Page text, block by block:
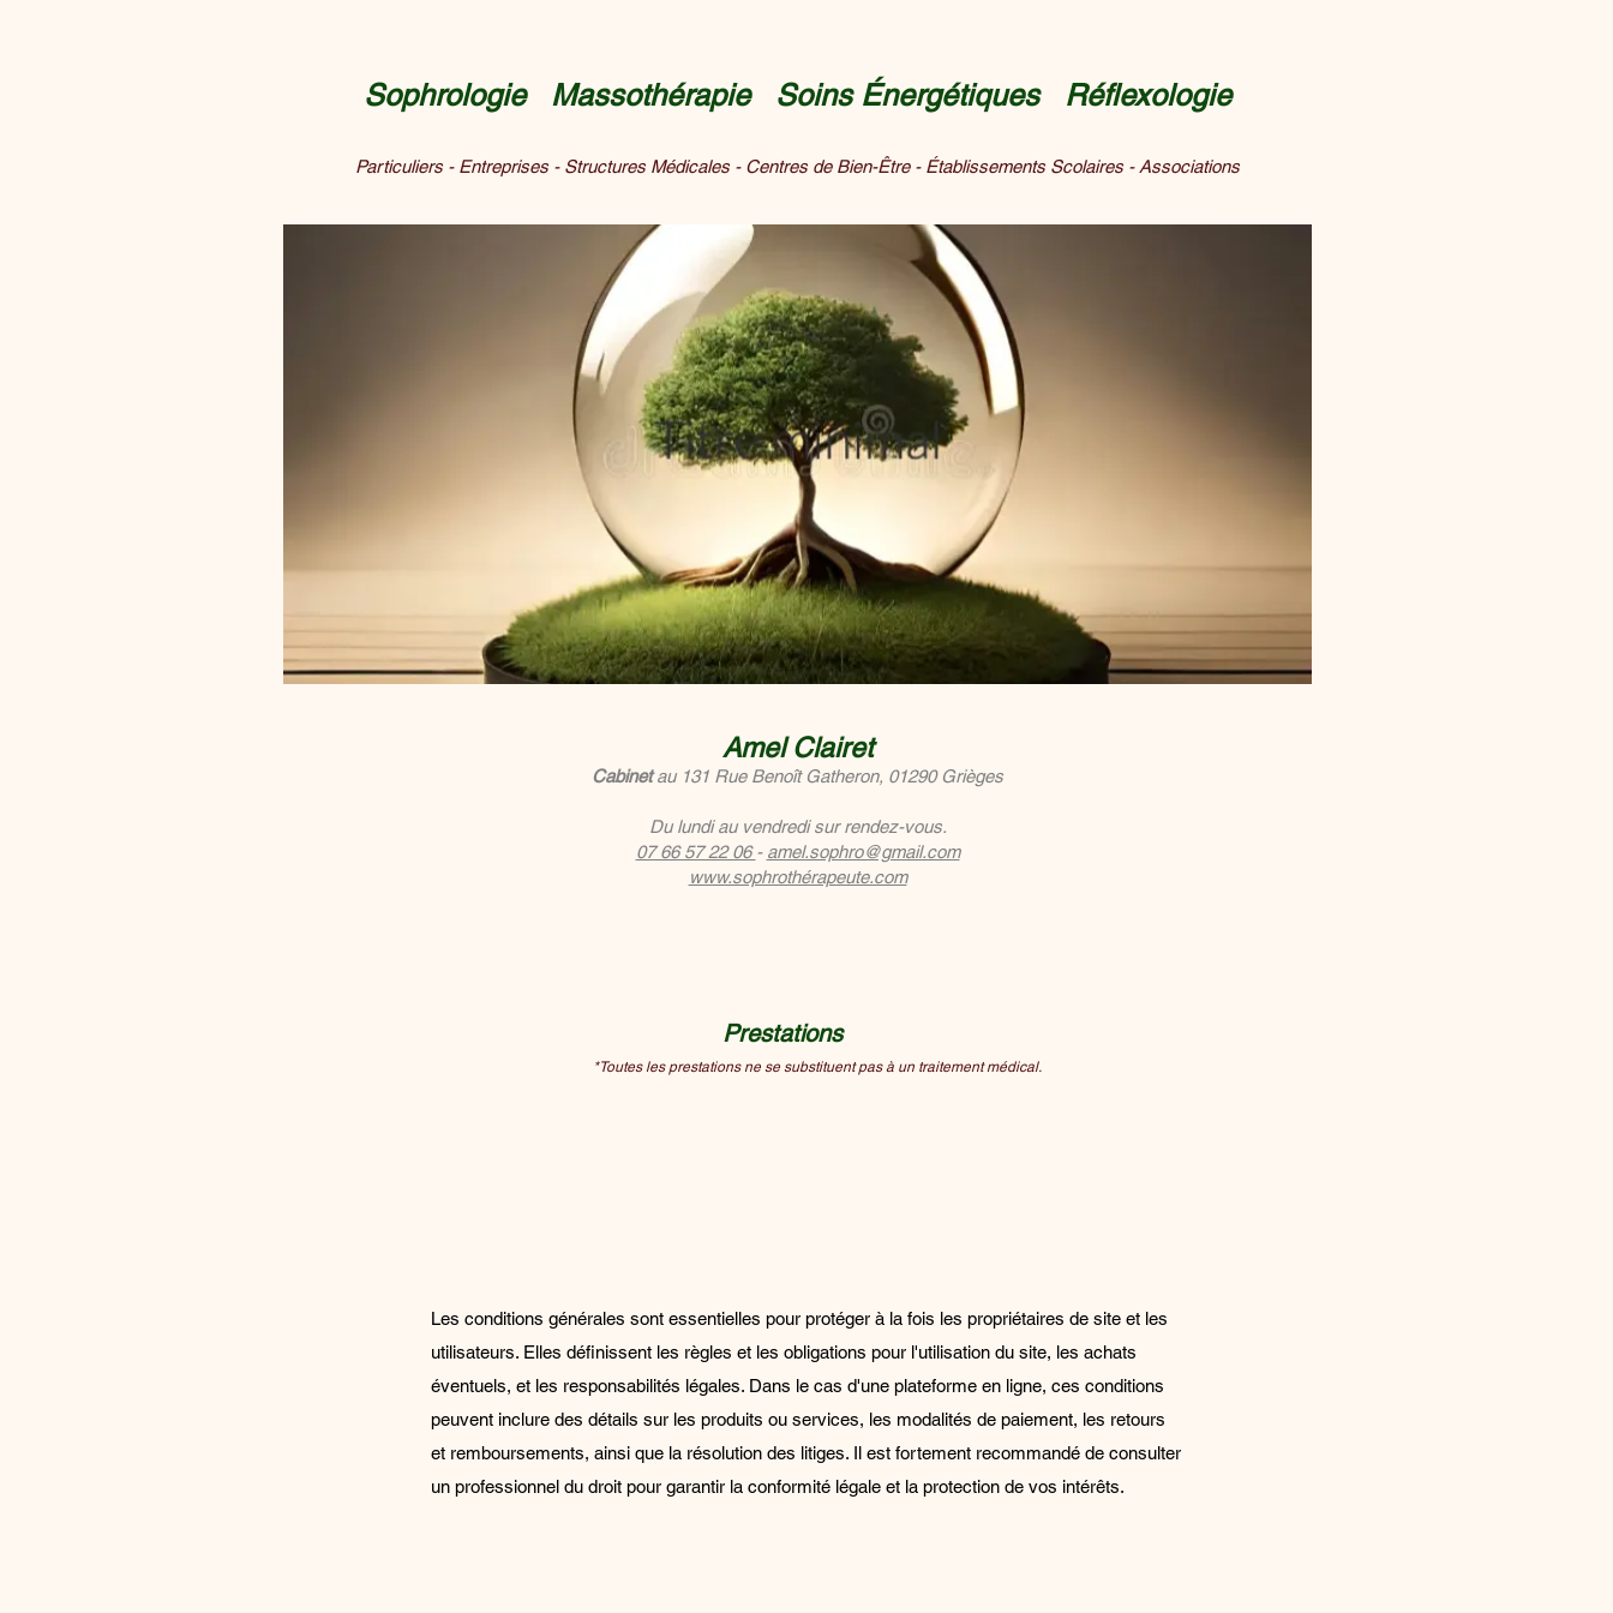
Sophrologie Massothérapie Soins Énergétiques Réflexologie
Particuliers - Entreprises - Structures Médicales - Centres de Bien-Être - Établissements Scolaires - Associations
Amel Clairet
Cabinetau 131 Rue Benoît Gatheron, 01290 Grièges
Du lundi au vendredisur rendez-vous.
07 66 57 22 06- amel.sophro@gmail.com
www.sophrothérapeute.com
Prestations
*Toutes les prestations ne se substituent pas à un traitement médical.
Les conditions générales sont essentielles pour protéger à la fois les propriétaires de site et les
utilisateurs. Elles définissent les règles et les obligations pour l'utilisation du site, les achats
éventuels, et les responsabilités légales. Dans le cas d'une plateforme en ligne, ces conditions
peuvent inclure des détails sur les produits ou services, les modalités de paiement, les retours
et remboursements, ainsi que la résolution des litiges. Il est fortement recommandé de consulter
un professionnel du droit pour garantir la conformité légale et la protection de vos intérêts.